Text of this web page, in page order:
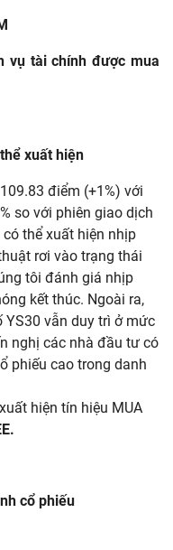
vụ tài chính được mua
thể xuất hiện
điểm (+1%) với
so với phiên giao dịch
thể xuất hiện nhịp
rơi vào trạng thái
tôi đánh giá nhịp
kết thúc. Ngoài ra,
vẫn duy trì ở mức
nghị các nhà đầu tư có
phiếu cao trong danh
hiện tín hiệu MUA
cổ phiếu